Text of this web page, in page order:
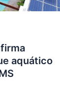
aquático